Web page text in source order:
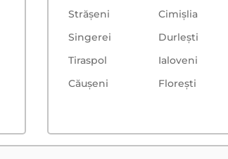
Strășeni
Cimișlia
Singerei
Durlești
Tiraspol
Ialoveni
Căușeni
Floreşti